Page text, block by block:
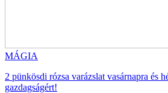
MÁGIA
2 pünkösdi rózsa varázslat vasárnapra és
gazdagságért!